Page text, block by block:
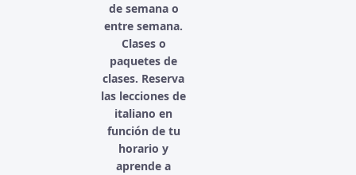
de semana o
entre semana.
Clases o
paquetes de
clases. Reserva
las lecciones de
italiano en
función de tu
horario y
aprende a